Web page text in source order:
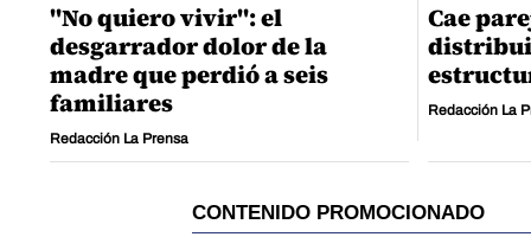
"No quiero vivir": el
desgarrador dolor de la
madre que perdió a seis
familiares
Redacción La Prensa
Cae
Redacción La